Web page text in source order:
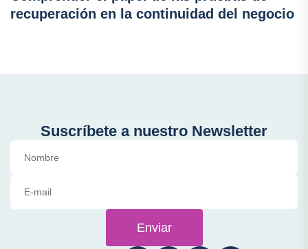
recuperación en la continuidad del negocio
Suscríbete a nuestro Newsletter
Enviar